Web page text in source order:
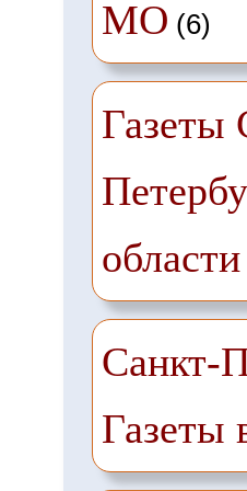
МО (6)
Газеты
области
Санкт-
Газеты